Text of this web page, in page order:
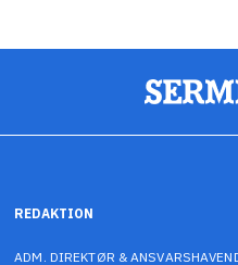
REDAKTION
ADM. DIREKTØR &